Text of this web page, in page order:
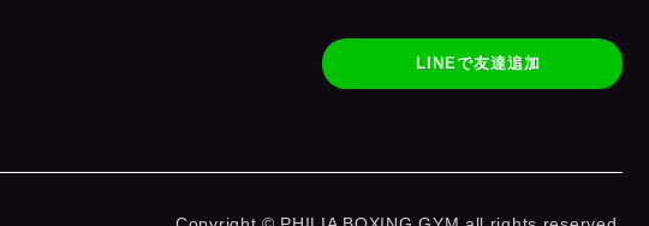
LINEで友達追加